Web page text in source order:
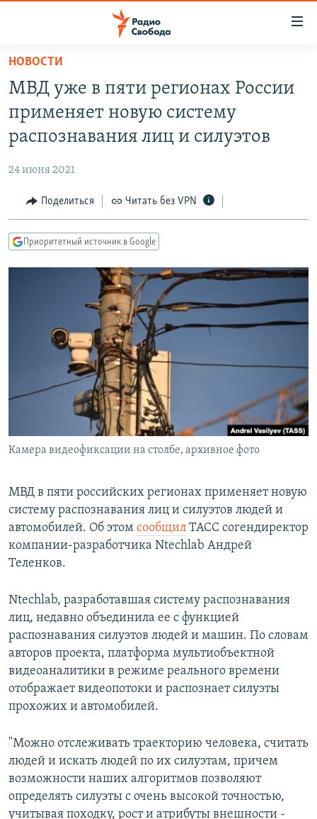
упрощенного
доступа
основному
Вернутся
Вернутся
ПОДКАСТЫ
АВТОРСКИЕ ПРОЕКТЫ
МНЕНИЯ
КУЛЬТУРА
КАВКАЗ.РЕАЛИИ
СИБИРЬ.РЕАЛИИ
РАСПИСАНИЕ ВЕЩАНИЯ
ПОДПИШИТЕСЬ НА РАССЫЛКУ
СОЦИАЛЬНЫЕ СЕТИ
Все сайты РСЕ/РС
НОВОСТИ
МВД уже в пяти регионах России
применяет новую систему
распознавания лиц и силуэтов
24 июня 2021
Поделиться Читать без VPN
Приоритетный источник в Google
Камера видеофиксации на столбе, архивное фото
МВД в пяти российских регионах применяет новую
систему распознавания лиц и силуэтов людей и
автомобилей. Об этом сообщил ТАСС согендиректор
компании-разработчика Ntechlab Андрей
Теленков.
Ntechlab, разработавшая систему распознавания
лиц, недавно объединила ее с функцией
распознавания силуэтов людей и машин. По словам
авторов проекта, платформа мультиобъектной
видеоаналитики в режиме реального времени
отображает видеопотоки и распознает силуэты
прохожих и автомобилей.
"Можно отслеживать траекторию человека, считать
людей и искать людей по их силуэтам, причем
возможности наших алгоритмов позволяют
определять силуэты с очень высокой точностью,
учитывая походку, рост и атрибуты внешности -